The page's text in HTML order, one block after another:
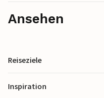
Ansehen
Reiseziele
Inspiration